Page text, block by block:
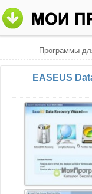
Программы
EASEUS